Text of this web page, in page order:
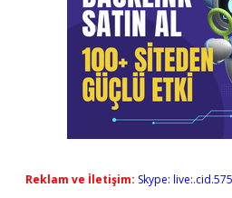
Reklam ve İletişim: Skype: